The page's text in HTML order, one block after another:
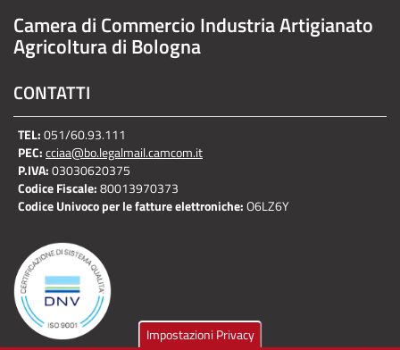
Camera di Commercio Industria Artigianato
Agricoltura di Bologna
CONTATTI
TEL:051/60.93.111
PEC:cciaa@bo.legalmail.camcom.it
P.IVA:03030620375
Codice Fiscale:80013970373
Codice Univoco per le fatture elettroniche:O6LZ6Y
Impostazioni Privacy